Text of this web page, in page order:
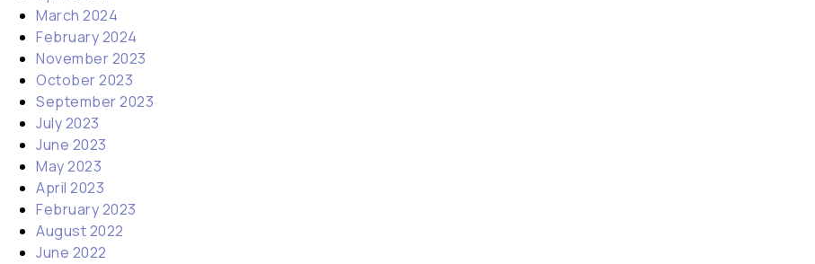
March 2024
February 2024
November 2023
October 2023
September 2023
July 2023
June 2023
May 2023
April 2023
February 2023
August 2022
June 2022